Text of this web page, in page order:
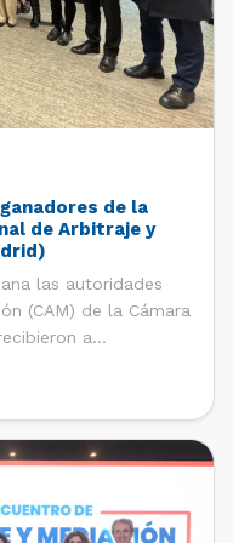
de la
de Arbitraje y
las autoridades
(CAM) de la Cámara
a
de Chile que se